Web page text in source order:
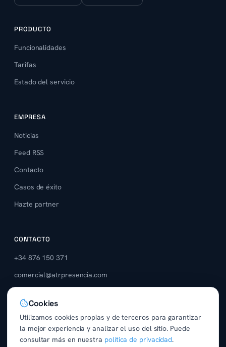
Cookies
Utilizamos cookies propias y de terceros para garantizar
la mejor experiencia y analizar el uso del sitio. Puede
consultar más en nuestra política de privacidad.
PRODUCTO
Funcionalidades
Tarifas
Estado del servicio
EMPRESA
Noticias
Feed RSS
Contacto
Casos de éxito
Hazte partner
CONTACTO
+34 876 150 371
comercial@atrpresencia.com